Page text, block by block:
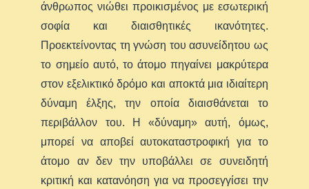
άνθρωπος νιώθει προικισμένος με εσωτερική
σοφία και διαισθητικές ικανότητες.
Προεκτείνοντας τη γνώση του ασυνείδητου ως
το σημείο αυτό, το άτομο πηγαίνει μακρύτερα
στον εξελικτικό δρόμο και αποκτά μια ιδιαίτερη
δύναμη έλξης, την οποία διαισθάνεται το
περιβάλλον του. Η «δύναμη» αυτή, όμως,
μπορεί να αποβεί αυτοκαταστροφική για το
άτομο αν δεν την υποβάλλει σε συνειδητή
κριτική και κατανόηση για να προσεγγίσει την